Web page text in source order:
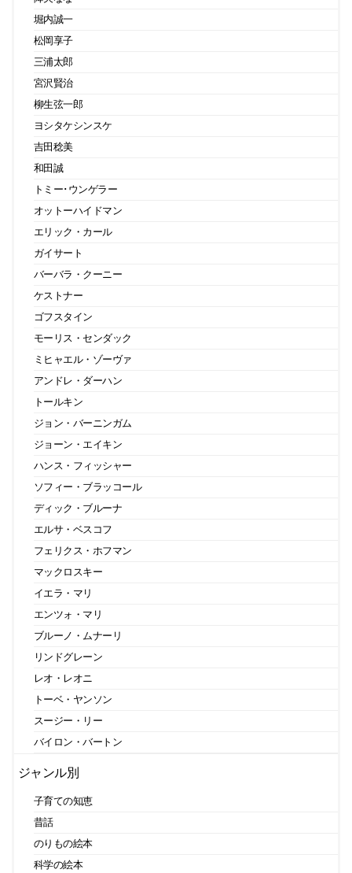
堀内誠一
松岡享子
三浦太郎
宮沢賢治
柳生弦一郎
ヨシタケシンスケ
吉田稔美
和田誠
トミー･ウンゲラー
オットーハイドマン
エリック・カール
ガイサート
バーバラ・クーニー
ケストナー
ゴフスタイン
モーリス・センダック
ミヒャエル・ゾーヴァ
アンドレ・ダーハン
トールキン
ジョン・バーニンガム
ジョーン・エイキン
ハンス・フィッシャー
ソフィー・ブラッコール
ディック・ブルーナ
エルサ・ベスコフ
フェリクス・ホフマン
マックロスキー
イエラ・マリ
エンツォ・マリ
ブルーノ・ムナーリ
リンドグレーン
レオ・レオニ
トーベ・ヤンソン
スージー・リー
バイロン・バートン
ジャンル別
子育ての知恵
昔話
のりもの絵本
科学の絵本